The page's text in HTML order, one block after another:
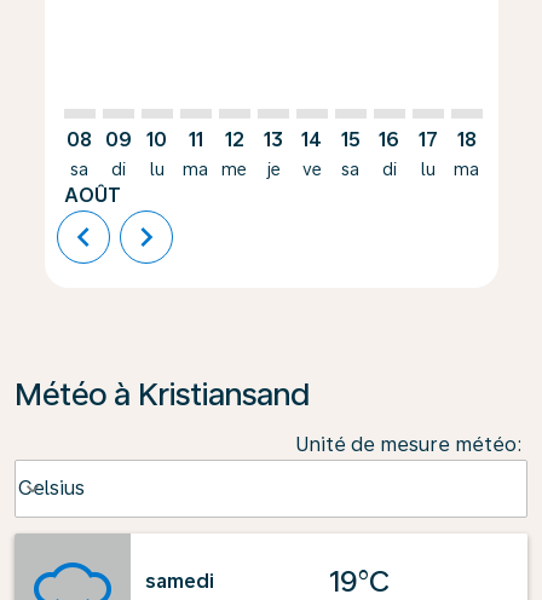
08
sa
AOÛT
09
di
10
lu
11
ma
12
me
13
je
14
ve
15
sa
16
di
17
lu
18
ma
chevron_left chevron_right
Météo à Kristiansand
Unité de mesure météo:
Celsius
keyboard_arrow_down
samedi
19°C